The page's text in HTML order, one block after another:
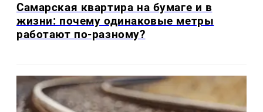
Самарская квартира на бумаге и в
жизни: почему одинаковые метры
работают по-разному?